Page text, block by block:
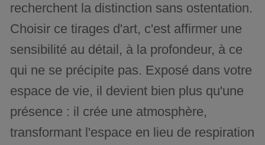
recherchent la distinction sans ostentation.
Choisir ce tirages d'art, c'est affirmer une
sensibilité au détail, à la profondeur, à ce
qui ne se précipite pas. Exposé dans votre
espace de vie, il devient bien plus qu'une
présence : il crée une atmosphère,
transformant l'espace en lieu de respiration